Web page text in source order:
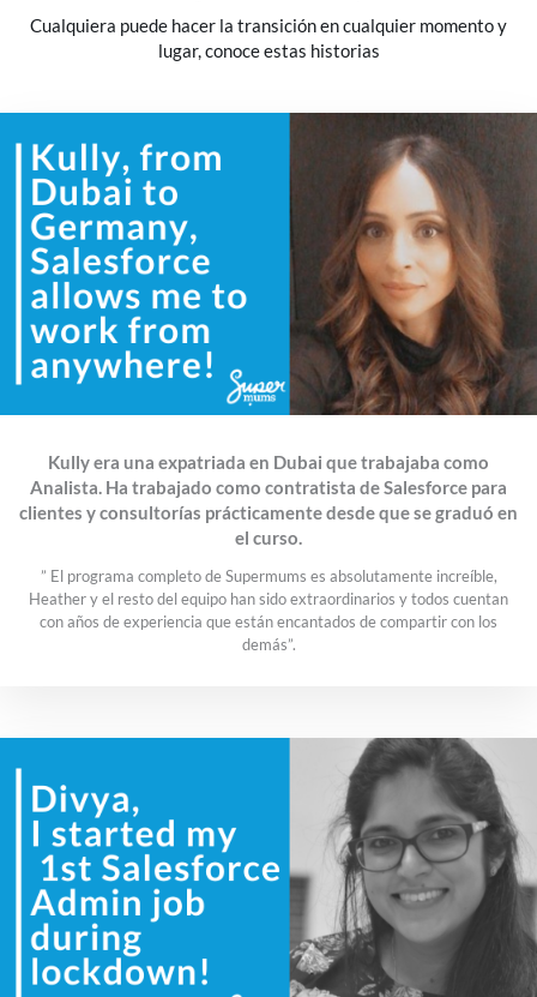
Cualquiera puede hacer la transición en cualquier momento y
lugar, conoce estas historias
Kully era una expatriada en Dubai que trabajaba como
Analista. Ha trabajado como contratista de Salesforce para
clientes y consultorías prácticamente desde que se graduó en
el curso.
” El programa completo de Supermums es absolutamente increíble,
Heather y el resto del equipo han sido extraordinarios y todos cuentan
con años de experiencia que están encantados de compartir con los
demás”.